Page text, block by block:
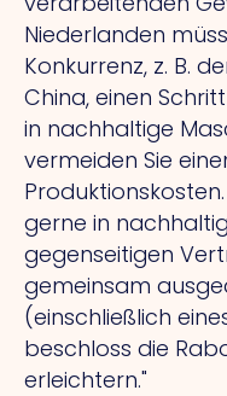
Niederlanden
Konkurrenz, z. B.
China, einen
in nachhaltige
vermeiden Sie
gerne in
gegenseitigen
gemeinsam
(einschließlich
beschloss die
erleichtern."